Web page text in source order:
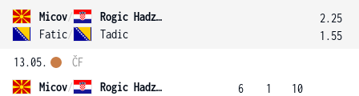
Micov/
Rogic Hadzalic
Fatic/ Tadic
2.25
1.55
13.05.
Micov/
Rogic Hadzalic
ČF
6
1
10